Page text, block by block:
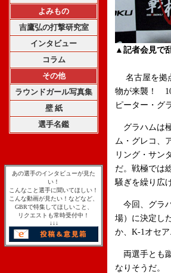
よみもの
吉鷹弘の打撃研究室
インタビュー
コラム
その他
ラウンドガール写真集
壁 紙
選手名鑑
あの選手のインタビューが見た
い！
こんなこと選手に聞いてほしい！
こんな動画が見たい！などなど、
GBRで特集してほしいこと、
リクエストも常時受付中！
↓↓↓
▲記者会見で
名古屋を拠
物が来襲！ 10
ピーター・グ
グラハムは
ム・グレコ、
リング・サン
だ。戦極では
騒ぎを繰り広
今回、グラ
場）に決定し
か、K-1オセ
両選手とも
なりそうだ。